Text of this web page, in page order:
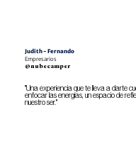
Judith - Fernando
Empresarios
@nubecamper
"Una experiencia que te lleva a darte
enfocar las energías, un espacio de
nuestro ser."